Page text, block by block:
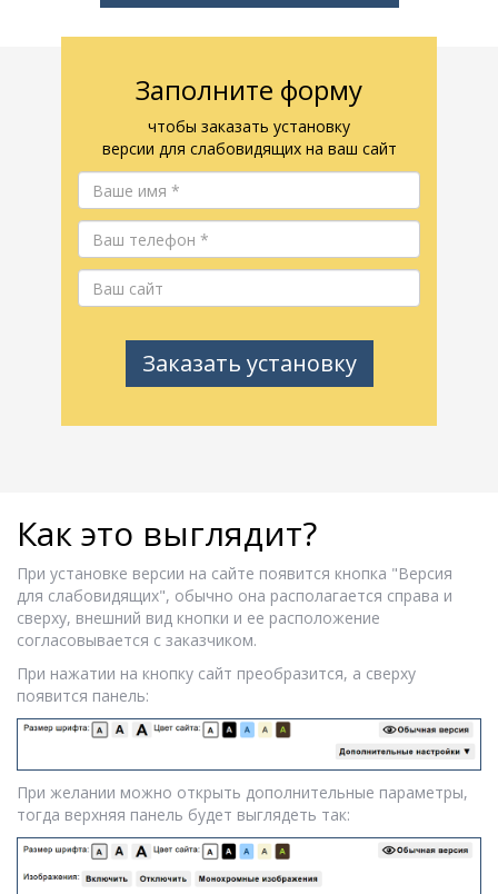
Заполните форму
чтобы заказать установку
версии для слабовидящих на ваш сайт
Заказать установку
Как это выглядит?
При установке версии на сайте появится кнопка "Версия
для слабовидящих", обычно она располагается справа и
сверху, внешний вид кнопки и ее расположение
согласовывается с заказчиком.
При нажатии на кнопку сайт преобразится, а сверху
появится панель:
При желании можно открыть дополнительные параметры,
тогда верхняя панель будет выглядеть так: